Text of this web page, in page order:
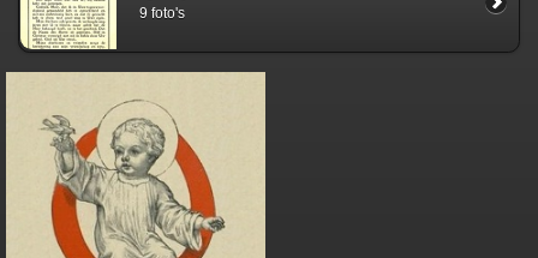
9 foto's